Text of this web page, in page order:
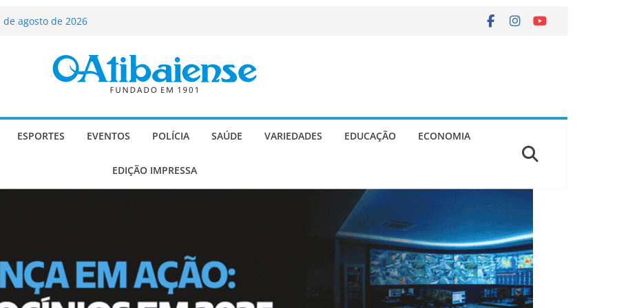
de Paulo
– Festa de Bom Jesus dos Perdões
de mosaico do Brasil
ESPORTES EVENTOS POLÍCIA SAÚDE VARIEDADES EDUCAÇÃO ECONOMIA
EDIÇÃO IMPRESSA